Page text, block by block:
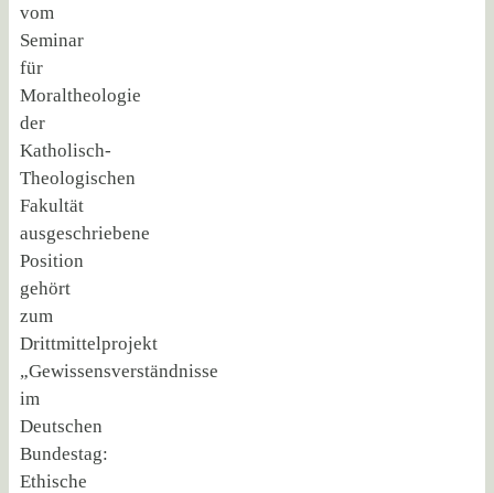
vom
Seminar
für
Moraltheologie
der
Katholisch-
Theologischen
Fakultät
ausgeschriebene
Position
gehört
zum
Drittmittelprojekt
„Gewissensverständnisse
im
Deutschen
Bundestag:
Ethische